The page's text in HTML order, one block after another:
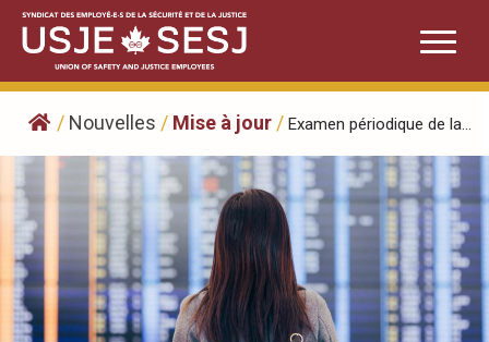
Skip
content
/ Nouvelles / Mise à jour / Examen périodique de la...